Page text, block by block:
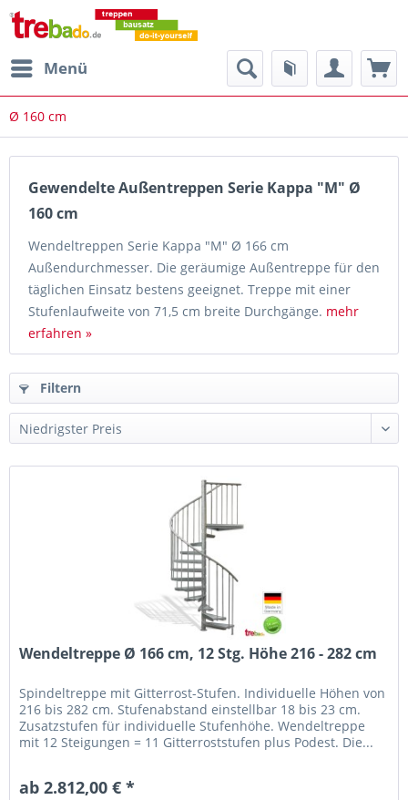
Menü
Ø 160 cm
Gewendelte Außentreppen Serie Kappa "M" Ø
160 cm
Wendeltreppen Serie Kappa "M" Ø 166 cm
Außendurchmesser. Die geräumige Außentreppe für den
täglichen Einsatz bestens geeignet. Treppe mit einer
Stufenlaufweite von 71,5 cm breite Durchgänge. mehr
erfahren »
Filtern
Wendeltreppe Ø 166 cm, 12 Stg. Höhe 216 - 282 cm
Spindeltreppe mit Gitterrost-Stufen. Individuelle Höhen von
216 bis 282 cm. Stufenabstand einstellbar 18 bis 23 cm.
Zusatzstufen für individuelle Stufenhöhe. Wendeltreppe
mit 12 Steigungen = 11 Gitterroststufen plus Podest. Die...
ab 2.812,00 € *